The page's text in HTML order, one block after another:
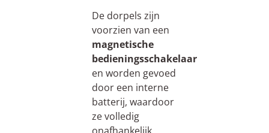
De dorpels zijn
voorzien van een
magnetische
bedieningsschakelaar
en worden gevoed
door een interne
batterij, waardoor
ze volledig